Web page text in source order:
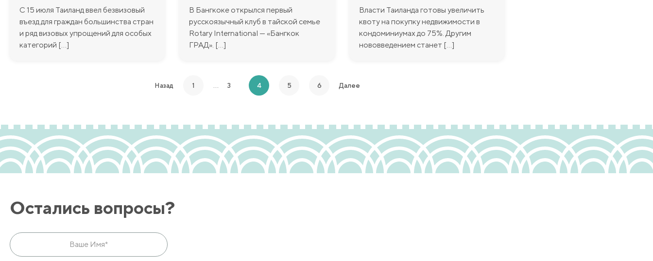
С 15 июля Таиланд ввел безвизовый
въезд для граждан большинства стран
и ряд визовых упрощений для особых
категорий [...]
В Бангкоке открылся первый
русскоязычный клуб в тайской семье
Rotary International — «Бангкок
ГРАД». [...]
Власти Таиланда готовы увеличить
квоту на покупку недвижимости в
кондоминиумах до 75%. Другим
нововведением станет [...]
Назад 1 3 4 5 6 Далее
Остались вопросы?